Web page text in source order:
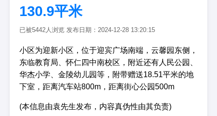
130.9平米
已被5442人浏览 发布日期：2024-12-28 13:20:15
小区为迎新小区，位于迎宾广场南端，云馨园东侧，
东临教育局、怀仁四中南校区，附近还有人民公园、
华杰小学、金陵幼儿园等，附带赠送18.51平米的地
下室，距离汽车站800m，距离街心公园500m
(本信息由袁先生发布，内容真伪性由其负责)